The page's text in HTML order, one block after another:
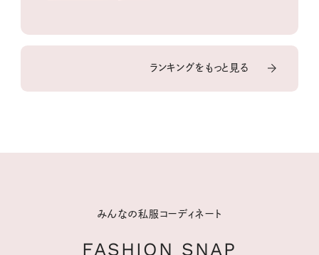
ランキングをもっと見る
みんなの私服コーディネート
FASHION SNAP